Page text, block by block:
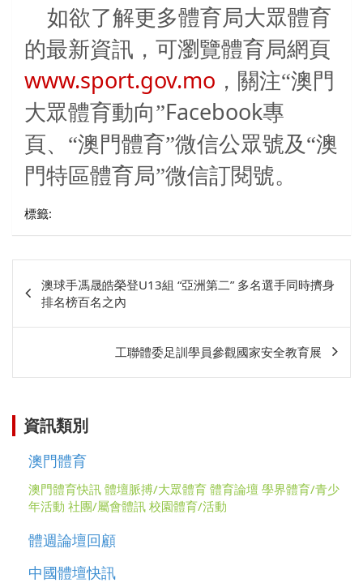
如欲了解更多體育局大眾體育
的最新資訊，可瀏覽體育局網頁
www.sport.gov.mo ，關注“澳門
大眾體育動向”Facebook專
頁、“澳門體育”微信公眾號及“澳
門特區體育局”微信訂閱號。
標籤:
章
相
澳球手馮晟皓榮登U13組 “亞洲第二” 多名選手同時擠身
排名榜百名之內
工聯體委足訓學員參觀國家安全教育展
資訊類別
澳門體育
澳門體育快訊 體壇脈搏/大眾體育 體育論壇 學界體育/青少
年活動 社團/屬會體訊 校園體育/活動
體週論壇回顧
中國體壇快訊